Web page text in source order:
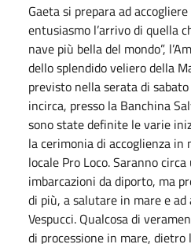
Gaeta si prepara ad
entusiasmo l’arrivo di quella
nave più bella del mondo”,
dello splendido veliero della
previsto nella serata di
incirca, presso la Banchina
sono state definite le varie
la cerimonia di accoglienza in
locale Pro Loco. Saranno
imbarcazioni da diporto, ma
di più, a salutare in mare e ad
Vespucci. Qualcosa di
di processione in mare,